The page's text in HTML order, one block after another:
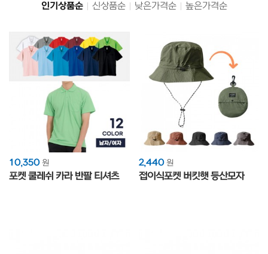
인기상품순 신상품순 낮은가격순 높은가격순
10,350 원
포켓 쿨레쉬 카라 반팔 티셔츠
2,440 원
접이식포켓 버킷햇 등산모자